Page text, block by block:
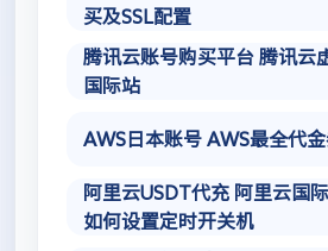
买及SSL配置
腾讯云账号购买平台 腾讯云
国际站
AWS日本账号 AWS最全代
阿里云USDT代充 阿里云国
如何设置定时开关机